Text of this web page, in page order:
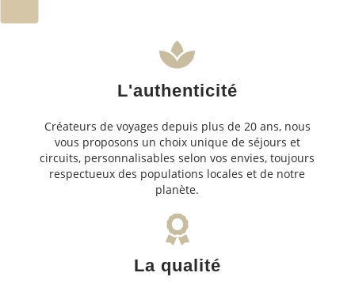
L'authenticité
Créateurs de voyages depuis plus de 20 ans, nous
vous proposons un choix unique de séjours et
circuits, personnalisables selon vos envies, toujours
respectueux des populations locales et de notre
planète.
La qualité